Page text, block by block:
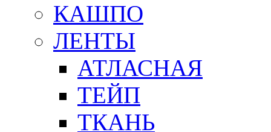
КАШПО
ЛЕНТЫ
АТЛАСНАЯ
ТЕЙП
ТКАНЬ